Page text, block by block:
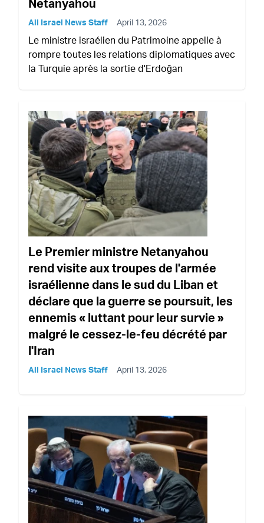
Netanyahou
All Israel News Staff April 13, 2026
Le ministre israélien du Patrimoine appelle à
rompre toutes les relations diplomatiques avec
la Turquie après la sortie d'Erdoğan
Le Premier ministre Netanyahou
rend visite aux troupes de l'armée
israélienne dans le sud du Liban et
déclare que la guerre se poursuit, les
ennemis « luttant pour leur survie »
malgré le cessez-le-feu décrété par
l'Iran
All Israel News Staff April 13, 2026